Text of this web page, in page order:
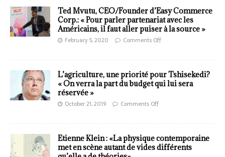
Ted Mvutu, CEO/Founder d’Easy Commerce
Corp.: « Pour parler partenariat avec les
Américains, il faut aller puiser à la source »
February 5, 2020 Comments Off
L’agriculture, une priorité pour Tshisekedi?
« On verra la part du budget qui lui sera
réservée »
October 21, 2019 Comments Off
Etienne Klein : «La physique contemporaine
met en scène autant de vides différents